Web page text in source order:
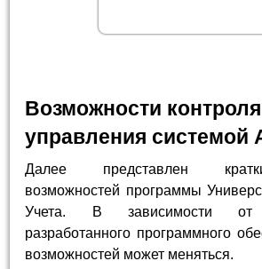
Возможности
управления системой
Далее представлен
возможностей программы
Учета. В зависимости от
разработанного программного
возможностей может меняться.